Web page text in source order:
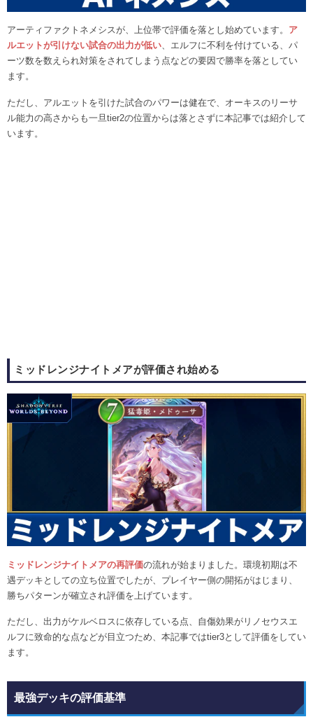
アーティファクトネメシスが、上位帯で評価を落とし始めています。 ア
ルエットが引けない試合の出力が低い、エルフに不利を付けている、パ
ーツ数を数えられ対策をされてしまう点などの要因で勝率を落としてい
ます。
ただし、アルエットを引けた試合のパワーは健在で、オーキスのリーサ
ル能力の高さからも一旦tier2の位置からは落とさずに本記事では紹介して
います。
ミッドレンジナイトメアが評価され始める
ミッドレンジナイトメアの再評価の流れが始まりました。環境初期は不
遇デッキとしての立ち位置でしたが、プレイヤー側の開拓がはじまり、
勝ちパターンが確立され評価を上げています。
ただし、出力がケルベロスに依存している点、自傷効果がリノセウスエ
ルフに致命的な点などが目立つため、本記事ではtier3として評価をしてい
ます。
最強デッキの評価基準